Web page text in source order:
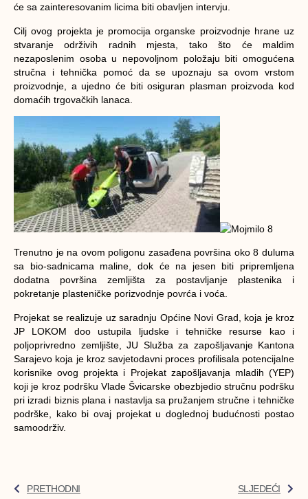
će sa zainteresovanim licima biti obavljen intervju.
Cilj ovog projekta je promocija organske proizvodnje hrane uz
stvaranje održivih radnih mjesta, tako što će maldim
nezaposlenim osoba u nepovoljnom položaju biti omogućena
stručna i tehnička pomoć da se upoznaju sa ovom vrstom
proizvodnje, a ujedno će biti osiguran plasman proizvoda kod
domaćih trgovačkih lanaca.
Trenutno je na ovom poligonu zasađena površina oko 8 duluma
sa bio-sadnicama maline, dok će na jesen biti pripremljena
dodatna površina zemljišta za postavljanje plastenika i
pokretanje plasteničke porizvodnje povrća i voća.
Projekat se realizuje uz saradnju Općine Novi Grad, koja je kroz
JP LOKOM doo ustupila ljudske i tehničke resurse kao i
poljoprivredno zemljište, JU Služba za zapošljavanje Kantona
Sarajevo koja je kroz savjetodavni proces profilisala potencijalne
korisnike ovog projekta i Projekat zapošljavanja mladih (YEP)
koji je kroz podršku Vlade Švicarske obezbjedio stručnu podršku
pri izradi biznis plana i nastavlja sa pružanjem stručne i tehničke
podrške, kako bi ovaj projekat u doglednoj budućnosti postao
samoodrživ.
PRETHODNI SLJEDEĆI